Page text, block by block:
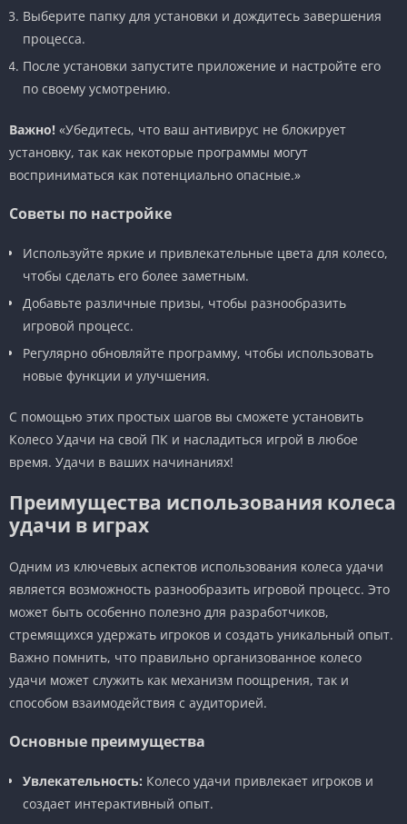
Выберите папку для установки и дождитесь завершения
процесса.
После установки запустите приложение и настройте его
по своему усмотрению.
Важно! «Убедитесь, что ваш антивирус не блокирует
установку, так как некоторые программы могут
восприниматься как потенциально опасные.»
Советы по настройке
Используйте яркие и привлекательные цвета для колесо,
чтобы сделать его более заметным.
Добавьте различные призы, чтобы разнообразить
игровой процесс.
Регулярно обновляйте программу, чтобы использовать
новые функции и улучшения.
С помощью этих простых шагов вы сможете установить
Колесо Удачи на свой ПК и насладиться игрой в любое
время. Удачи в ваших начинаниях!
Преимущества использования колеса
удачи в играх
Одним из ключевых аспектов использования колеса удачи
является возможность разнообразить игровой процесс. Это
может быть особенно полезно для разработчиков,
стремящихся удержать игроков и создать уникальный опыт.
Важно помнить, что правильно организованное колесо
удачи может служить как механизм поощрения, так и
способом взаимодействия с аудиторией.
Основные преимущества
Увлекательность: Колесо удачи привлекает игроков и
создает интерактивный опыт.